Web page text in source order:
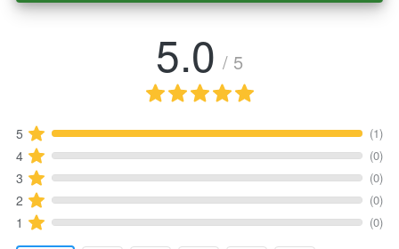
5.0 / 5
5 (1)
4 (0)
3 (0)
2 (0)
1 (0)